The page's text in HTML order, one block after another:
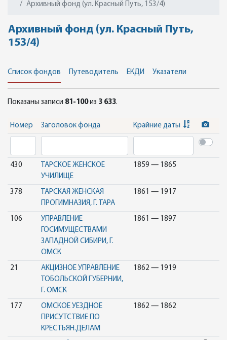
Архивный фонд (ул. Красный Путь, 153/4)
Архивный фонд (ул. Красный Путь,
153/4)
Список фондов Путеводитель ЕКДИ Указатели
Показаны записи 81-100из 3 633.
Номер Заголовок фонда Крайние даты
430
ТАРСКОЕ ЖЕНСКОЕ
УЧИЛИЩЕ
1859 — 1865
378
ТАРСКАЯ ЖЕНСКАЯ
ПРОГИМНАЗИЯ, Г. ТАРА
1861 — 1917
106
УПРАВЛЕНИЕ
ГОСИМУЩЕСТВАМИ
ЗАПАДНОЙ СИБИРИ, Г.
ОМСК
1861 — 1897
21
АКЦИЗНОЕ УПРАВЛЕНИЕ
ТОБОЛЬСКОЙ ГУБЕРНИИ,
Г. ОМСК
1862 — 1919
177
ОМСКОЕ УЕЗДНОЕ
ПРИСУТСТВИЕ ПО
КРЕСТЬЯН.ДЕЛАМ
1862 — 1862